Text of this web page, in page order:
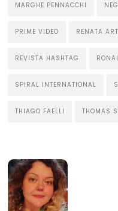
MARGHE PENNACCHI
PRIME VIDEO RENATA
REVISTA HASHTAG
SPIRAL INTERNATIONAL
THIAGO FAELLI THOMAS